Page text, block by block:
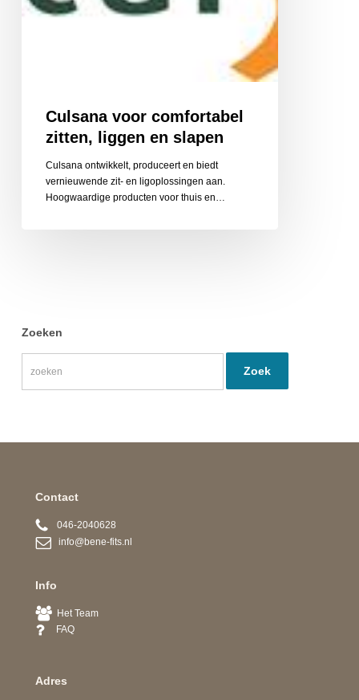
Culsana voor comfortabel
zitten, liggen en slapen
Culsana ontwikkelt, produceert en biedt
vernieuwende zit- en ligoplossingen aan.
Hoogwaardige producten voor thuis en…
Zoeken
Contact
046-2040628
info@bene-fits.nl
Info
Het Team
FAQ
Adres